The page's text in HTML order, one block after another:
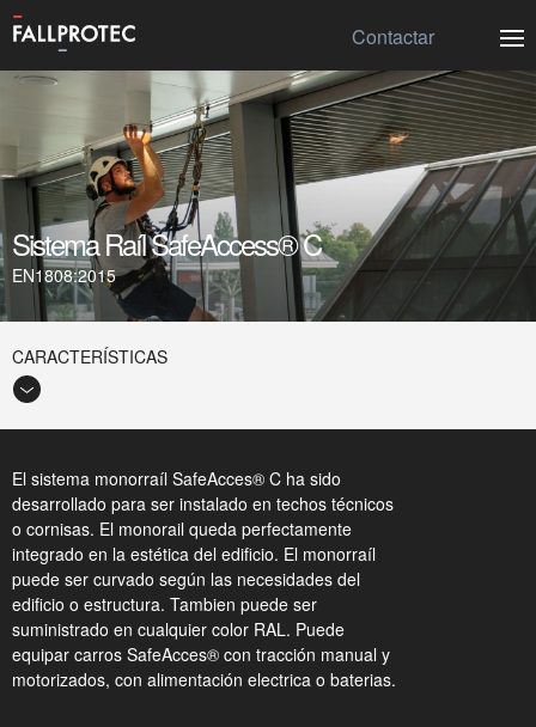
Contactar
Sistema Raíl SafeAccess® C
EN1808:2015
CARACTERÍSTICAS
El sistema monorraíl SafeAcces® C ha sido
desarrollado para ser instalado en techos técnicos
o cornisas. El monorail queda perfectamente
integrado en la estética del edificio. El monorraíl
puede ser curvado según las necesidades del
edificio o estructura. Tambien puede ser
suministrado en cualquier color RAL. Puede
equipar carros SafeAcces® con tracción manual y
motorizados, con alimentación electrica o baterias.